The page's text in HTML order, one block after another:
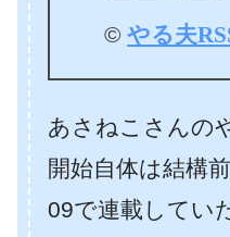
© やる夫
あさねこさんの
開始自体は結構
09で連載してい